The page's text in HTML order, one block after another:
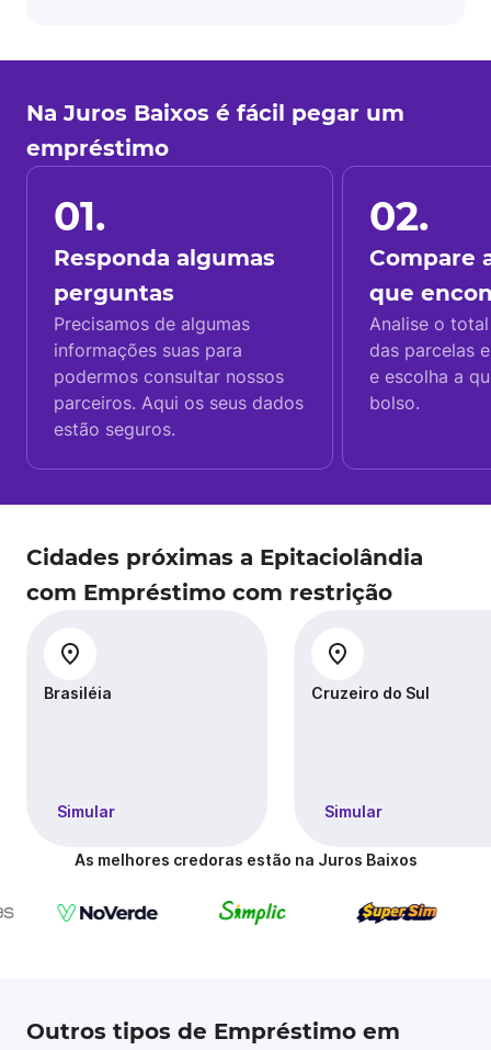
Na Juros Baixos é fácil pegar um
empréstimo
01.
Responda algumas
perguntas
Precisamos de algumas
informações suas para
podermos consultar nossos
parceiros. Aqui os seus dados
estão seguros.
02.
Compare
que
Analise o
das parcelas
e escolha a
bolso.
Cidades próximas a Epitaciolândia
com Empréstimo com restrição
Brasiléia
Simular
Cruzeiro do Sul
Simular
As melhores credoras estão na Juros Baixos
Outros tipos de Empréstimo em